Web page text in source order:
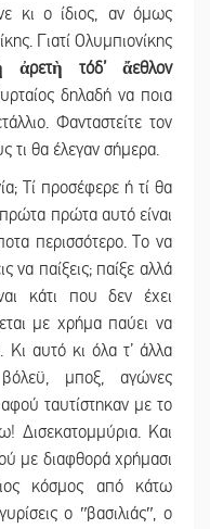
κι ο ίδιος, αν όμως
Γιατί Ολυμπιονίκης
ἀρετὴ τόδ’ ἄεθλον
δηλαδή να ποια
Φανταστείτε τον
τι θα έλεγαν σήμερα.
Τί προσέφερε ή τί θα
πρώτα αυτό είναι
περισσότερο. Το να
να παίξεις; παίξε αλλά
κάτι που δεν έχει
με χρήμα παύει να
Κι αυτό κι όλα τ’ άλλα
μποξ, αγώνες
ταυτίστηκαν με το
Δισεκατομμύρια. Και
με διαφθορά χρήμασι
κόσμος από κάτω
ο ʺβασιλιάςʺ, ο